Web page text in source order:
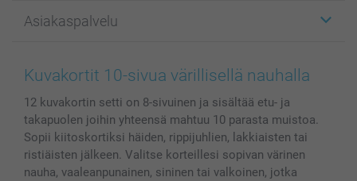
Kuvakirjat
Valokuvat, Julisteet & Taskukirjat
MyNameBook
Kuvakalenterit & Päivyrit
Valokuvakehykset & Lisätarvikkeet
Lahjakortti
Affiliate ohjelma
Evästekäytäntö
Ehdot/takuut
Investor Relations
Asiakaspalvelu
100% tyytyväisyystakuu
Hinnat & maksutavat
Tilausten tila
Kuvakortit 10-sivua värillisellä nauhalla
12 kuvakortin setti on 8-sivuinen ja sisältää etu- ja
takapuolen joihin yhteensä mahtuu 10 parasta muistoa.
Sopii kiitoskortiksi häiden, rippijuhlien, lakkiaisten tai
ristiäisten jälkeen. Valitse korteillesi sopivan värinen
nauha, vaaleanpunainen, sininen tai valkoinen, jotka